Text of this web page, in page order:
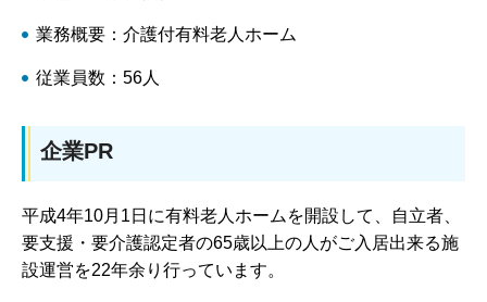
業務概要：介護付有料老人ホーム
従業員数：56人
企業PR
平成4年10月1日に有料老人ホームを開設して、自立者、
要支援・要介護認定者の65歳以上の人がご入居出来る施
設運営を22年余り行っています。